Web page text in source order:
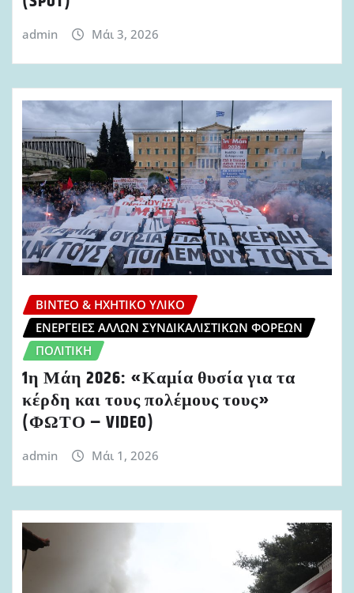
admin Μάι 3, 2026
ΒΊΝΤΕΟ & ΗΧΗΤΙΚΌ ΥΛΙΚΌ
ΕΝΈΡΓΕΙΕΣ ΆΛΛΩΝ ΣΥΝΔΙΚΑΛΙΣΤΙΚΏΝ ΦΟΡΈΩΝ
ΠΟΛΙΤΙΚΉ
1η Μάη 2026: «Καμία θυσία για τα
κέρδη και τους πολέμους τους»
(ΦΩΤΟ – VIDEO)
admin Μάι 1, 2026